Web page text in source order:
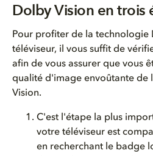
Dolby Vision en trois
Pour profiter de la technologie
téléviseur, il vous suffit de
afin de vous assurer que vous
qualité d'image envoûtante de
Vision.
C'est l'étape la plus
votre téléviseur est
en recherchant le badge